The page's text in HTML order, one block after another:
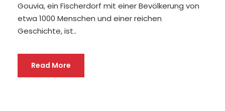
Gouvia, ein Fischerdorf mit einer Bevölkerung von
etwa 1000 Menschen und einer reichen
Geschichte, ist..
Read More